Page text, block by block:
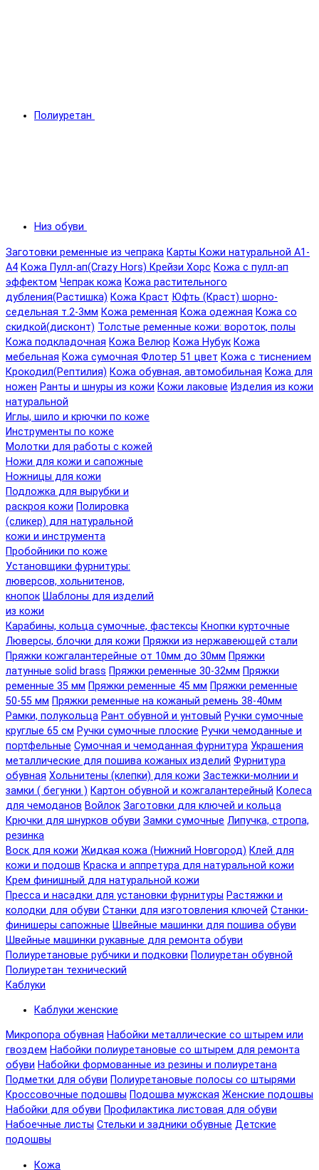
Полиуретан
Низ обуви
Заготовки ременные из чепрака Карты Кожи натуральной А1-
А4 Кожа Пулл-ап(Crazy Hors) Крейзи Хорс Кожа с пулл-ап
эффектом Чепрак кожа Кожа растительного
дубления(Растишка) Кожа Краст Юфть (Краст) шорно-
седельная т.2-3мм Кожа ременная Кожа одежная Кожа со
скидкой(дисконт) Толстые ременные кожи: вороток, полы
Кожа подкладочная Кожа Велюр Кожа Нубук Кожа
мебельная Кожа сумочная Флотер 51 цвет Кожа с тиснением
Крокодил(Рептилия) Кожа обувная, автомобильная Кожа для
ножен Ранты и шнуры из кожи Кожи лаковые Изделия из кожи
натуральной
Иглы, шило и крючки по коже
Инструменты по коже
Молотки для работы с кожей
Ножи для кожи и сапожные
Ножницы для кожи
Подложка для вырубки и
раскроя кожи Полировка
(сликер) для натуральной
кожи и инструмента
Пробойники по коже
Установщики фурнитуры:
люверсов, хольнитенов,
кнопок Шаблоны для изделий
из кожи
Карабины, кольца сумочные, фастексы Кнопки курточные
Люверсы, блочки для кожи Пряжки из нержавеющей стали
Пряжки кожгалантерейные от 10мм до 30мм Пряжки
латунные solid brass Пряжки ременные 30-32мм Пряжки
ременные 35 мм Пряжки ременные 45 мм Пряжки ременные
50-55 мм Пряжки ременные на кожаный ремень 38-40мм
Рамки, полукольца Рант обувной и унтовый Ручки сумочные
круглые 65 см Ручки сумочные плоские Ручки чемоданные и
портфельные Сумочная и чемоданная фурнитура Украшения
металлические для пошива кожаных изделий Фурнитура
обувная Хольнитены (клепки) для кожи Застежки-молнии и
замки ( бегунки ) Картон обувной и кожгалантерейный Колеса
для чемоданов Войлок Заготовки для ключей и кольца
Крючки для шнурков обуви Замки сумочные Липучка, стропа,
резинка
Воск для кожи Жидкая кожа (Нижний Новгород) Клей для
кожи и подошв Краска и аппретура для натуральной кожи
Крем финишный для натуральной кожи
Пресса и насадки для установки фурнитуры Растяжки и
колодки для обуви Станки для изготовления ключей Станки-
финишеры сапожные Швейные машинки для пошива обуви
Швейные машинки рукавные для ремонта обуви
Полиуретановые рубчики и подковки Полиуретан обувной
Полиуретан технический
Каблуки
Каблуки женские
Микропора обувная Набойки металлические со штырем или
гвоздем Набойки полиуретановые со штырем для ремонта
обуви Набойки формованные из резины и полиуретана
Подметки для обуви Полиуретановые полосы со штырями
Кроссовочные подошвы Подошва мужская Женские подошвы
Набойки для обуви Профилактика листовая для обуви
Набоечные листы Стельки и задники обувные Детские
подошвы
Кожа